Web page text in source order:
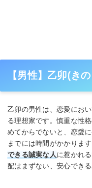
【男性】乙卯(き
乙卯の男性は、恋愛にお
る理想家です。慎重な性
めてからでないと、恋愛
までには時間がかかります
できる誠実な人に惹かれ
配はまずない、安心でき